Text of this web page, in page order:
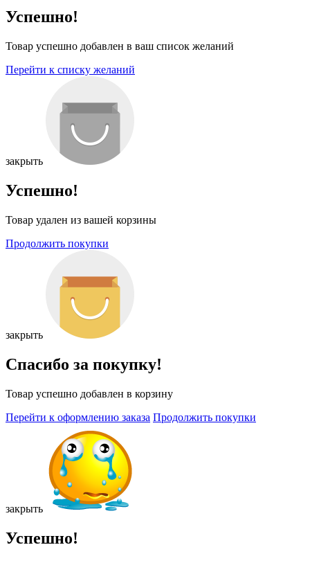
Успешно!
Товар успешно добавлен в ваш список желаний
Перейти к списку желаний
закрыть
Успешно!
Товар удален из вашей корзины
Продолжить покупки
закрыть
Спасибо за покупку!
Товар успешно добавлен в корзину
Перейти к оформлению заказа Продолжить покупки
закрыть
Успешно!